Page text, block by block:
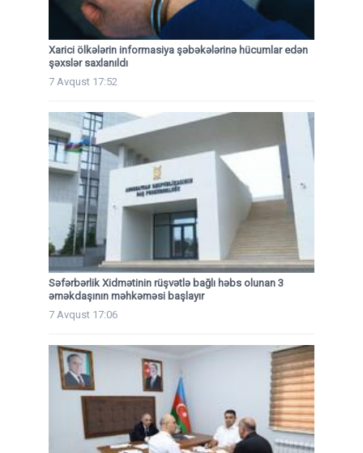
Xarici ölkələrin informasiya şəbəkələrinə hücumlar edən
şəxslər saxlanıldı
7 Avqust 17:52
Səfərbərlik Xidmətinin rüşvətlə bağlı həbs olunan 3
əməkdaşının məhkəməsi başlayır
7 Avqust 17:06